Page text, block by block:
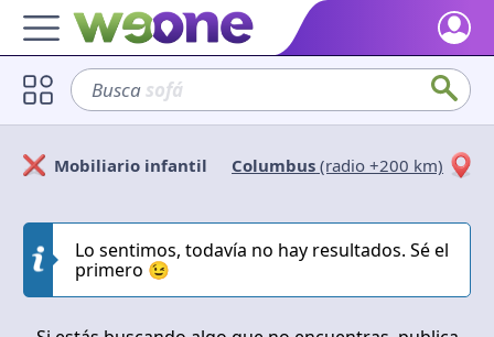
Inicio
Descubre qué es WeOne y lo que puedes hacer.
Encuentra personas con tus mismos intereses.
Bienes y servicios
Echa un vistazo a lo que ofrece o solicita la comunidad.
Blog
Buscasofá
Ofrecen
Cerrar Aplicar
Mobiliario infantil Columbus (radio +200 km)
Lo sentimos, todavía no hay resultados. Sé el
primero 😉